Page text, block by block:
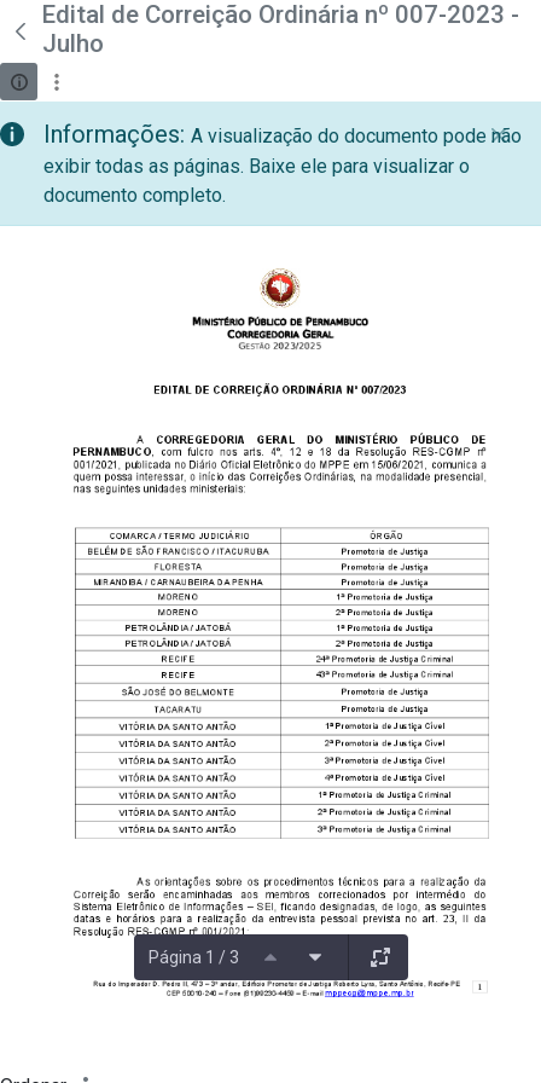
Pular para o Conteúdo principal
teste descricao
Edital de Correição Ordinária nº 007-2023 -
Julho
Informações: A visualização do documento pode não
exibir todas as páginas. Baixe ele para visualizar o
documento completo.
Página 1 / 3